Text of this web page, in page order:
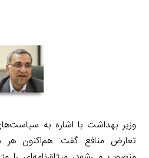
وزیر بهداشت با اشاره به
تعارض منافع گفت: هم‌اکنون هر